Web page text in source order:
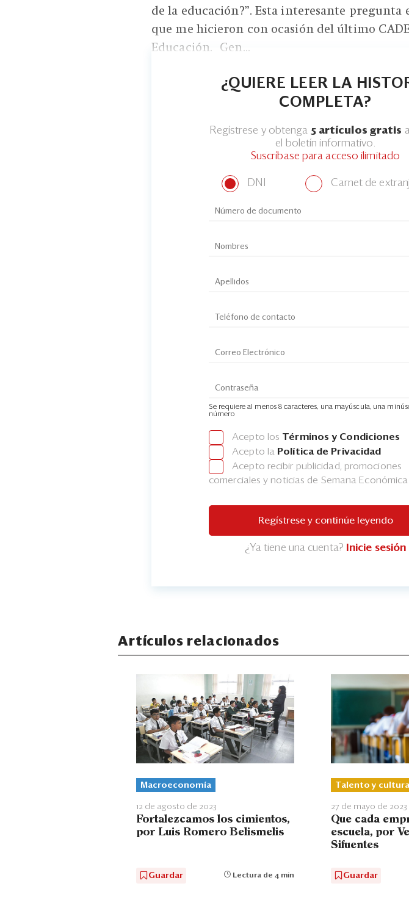
de la educación?”. Esta interesante pregunta
que me hicieron con ocasión del último
Educación. Gen...
¿QUIERE LEER LA
COMPLETA?
Regístrese y obtenga 5 artículos gratis
el boletín informativo.
Suscríbase para acceso ilimitado
DNI Carnet de
Se requiere al menos 8 caracteres, una mayúscula, una
número
Acepto los Términos y Condiciones
Acepto la Política de Privacidad
Acepto recibir publicidad, promociones
comerciales y noticias de Semana Económica
Regístrese y continúe leyendo
¿Ya tiene una cuenta? Inicie sesión
Artículos relacionados
Macroeconomía
12 de agosto de 2023
Fortalezcamos los cimientos,
por Luis Romero Belismelis
Guardar Lectura de 4 min
Talento y cultura
27 de mayo de 2023
Que cada
escuela, por
Sifuentes
Guardar